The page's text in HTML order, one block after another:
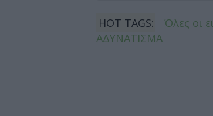
HOT TAGS: Όλες οι
ΑΔΥΝΑΤΙΣΜΑ